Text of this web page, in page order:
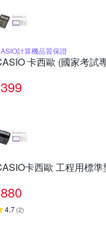
計算機品質保證
卡西歐 (國家考試
399
卡西歐 工程用標
880
4.7(2)